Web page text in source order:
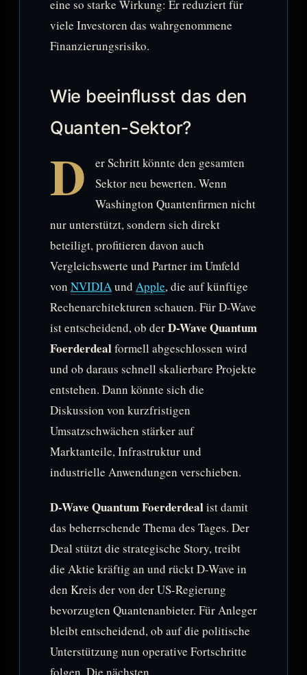
eine so starke Wirkung: Er reduziert für
viele Investoren das wahrgenommene
Finanzierungsrisiko.
Wie beeinflusst das den
Quanten-Sektor?
D
er Schritt könnte den gesamten
Sektor neu bewerten. Wenn
Washington Quantenfirmen nicht
nur unterstützt, sondern sich direkt
beteiligt, profitieren davon auch
Vergleichswerte und Partner im Umfeld
von NVIDIAund Apple, die auf künftige
Rechenarchitekturen schauen. Für D-Wave
ist entscheidend, ob derD-Wave Quantum
Foerderdealformell abgeschlossen wird
und ob daraus schnell skalierbare Projekte
entstehen. Dann könnte sich die
Diskussion von kurzfristigen
Umsatzschwächen stärker auf
Marktanteile, Infrastruktur und
industrielle Anwendungen verschieben.
D-Wave Quantum Foerderdealist damit
das beherrschende Thema des Tages. Der
Deal stützt die strategische Story, treibt
die Aktie kräftig an und rückt D-Wave in
den Kreis der von der US-Regierung
bevorzugten Quantenanbieter. Für Anleger
bleibt entscheidend, ob auf die politische
Unterstützung nun operative Fortschritte
folgen. Die nächsten